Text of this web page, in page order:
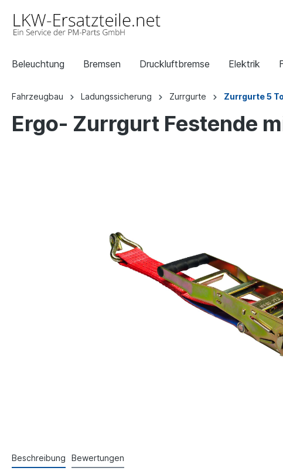
Beleuchtung Bremsen Druckluftbremse Elektrik
Fahrzeugbau Ladungssicherung Zurrgurte Zurrgurte 5
Ergo- Zurrgurt Festende
Beschreibung Bewertungen